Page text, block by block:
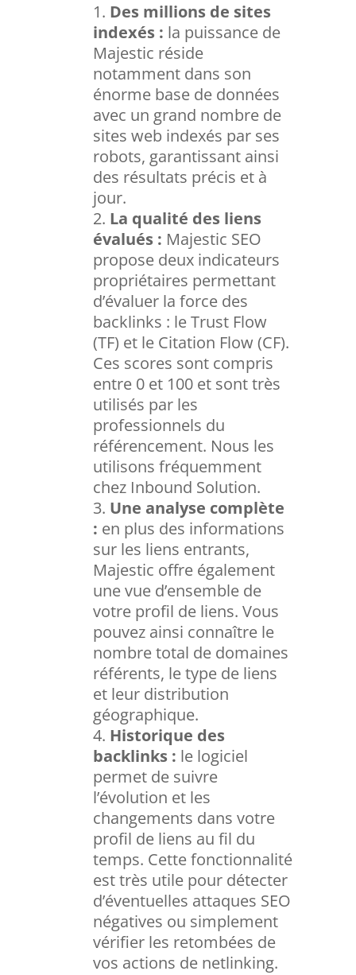
Des millions de sites
indexés : la puissance de
Majestic réside
notamment dans son
énorme base de données
avec un grand nombre de
sites web indexés par ses
robots, garantissant ainsi
des résultats précis et à
jour.
La qualité des liens
évalués : Majestic SEO
propose deux indicateurs
propriétaires permettant
d’évaluer la force des
backlinks : le Trust Flow
(TF) et le Citation Flow (CF).
Ces scores sont compris
entre 0 et 100 et sont très
utilisés par les
professionnels du
référencement. Nous les
utilisons fréquemment
chez Inbound Solution.
Une analyse complète
: en plus des informations
sur les liens entrants,
Majestic offre également
une vue d’ensemble de
votre profil de liens. Vous
pouvez ainsi connaître le
nombre total de domaines
référents, le type de liens
et leur distribution
géographique.
Historique des
backlinks : le logiciel
permet de suivre
l’évolution et les
changements dans votre
profil de liens au fil du
temps. Cette fonctionnalité
est très utile pour détecter
d’éventuelles attaques SEO
négatives ou simplement
vérifier les retombées de
vos actions de netlinking.